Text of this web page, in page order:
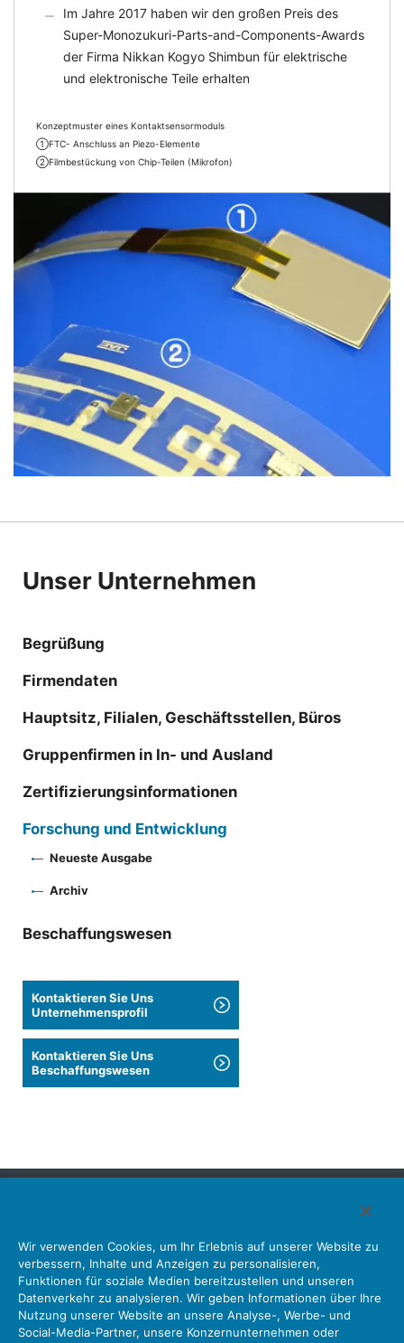
Im Jahre 2017 haben wir den großen Preis des
Super-Monozukuri-Parts-and-Components-Awards
der Firma Nikkan Kogyo Shimbun für elektrische
und elektronische Teile erhalten
Konzeptmuster eines Kontaktsensormoduls
①FTC- Anschluss an Piezo-Elemente
②Filmbestückung von Chip-Teilen (Mikrofon)
Unser Unternehmen
Begrüßung
Firmendaten
Hauptsitz, Filialen, Geschäftsstellen, Büros
Gruppenfirmen in In- und Ausland
Zertifizierungsinformationen
Forschung und Entwicklung
Neueste Ausgabe
Archiv
Beschaffungswesen
Kontaktieren Sie Uns
Unternehmensprofil
Kontaktieren Sie Uns
Beschaffungswesen
Steckverbinder Schnittstellenlösungen
Bewegungssensoren
Antenne
Bestandsabfrage
Unser Unternehmen Nachhaltigkeit
Anlegerbeziehungen
Unternehmen Informationen Neue Liste Neuigkeiten
Wir verwenden Cookies, um Ihr Erlebnis auf unserer Website zu
verbessern, Inhalte und Anzeigen zu personalisieren,
Funktionen für soziale Medien bereitzustellen und unseren
Datenverkehr zu analysieren. Wir geben Informationen über Ihre
Nutzung unserer Website an unsere Analyse-, Werbe- und
Social-Media-Partner, unsere Konzernunternehmen oder